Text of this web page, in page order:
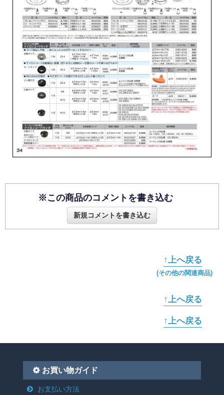
※この商品のコメントを書き込む
新規コメントを書き込む
↑上へ戻る
(その他の関連商品)
↑上へ戻る
↑上へ戻る
お買い物ガイド
お支払い方法